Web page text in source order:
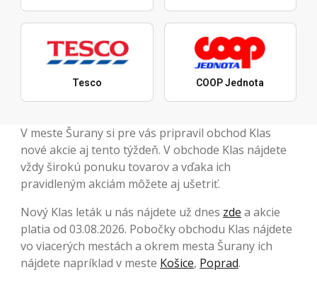
Tesco COOP Jednota
V meste Šurany si pre vás pripravil obchod Klas
nové akcie aj tento týždeň. V obchode Klas nájdete
vždy širokú ponuku tovarov a vďaka ich
pravidleným akciám môžete aj ušetriť.
Nový Klas leták u nás nájdete už dnes zde a akcie
platia od 03.08.2026. Pobočky obchodu Klas nájdete
vo viacerých mestách a okrem mesta Šurany ich
nájdete napríklad v meste Košice, Poprad.